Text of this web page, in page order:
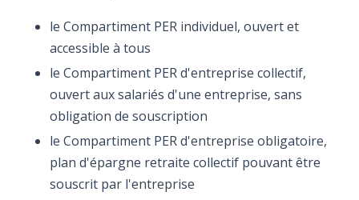
le Compartiment PER individuel, ouvert et
accessible à tous
le Compartiment PER d'entreprise collectif,
ouvert aux salariés d'une entreprise, sans
obligation de souscription
le Compartiment PER d'entreprise obligatoire,
plan d'épargne retraite collectif pouvant être
souscrit par l'entreprise